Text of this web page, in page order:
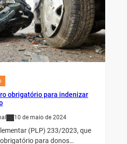
obrigatório para indenizar
10 de maio de 2024
(PLP) 233/2023, que
para donos…